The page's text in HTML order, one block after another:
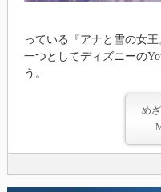
っている『アナと雪の女
一つとしてディズニーの
う。
め